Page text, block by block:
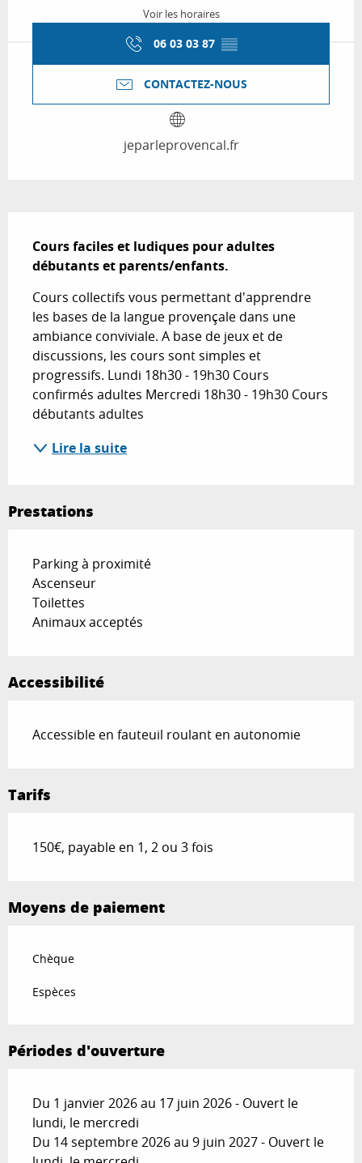
Voir les horaires
06 03 03 87 ▒▒
CONTACTEZ-NOUS
jeparleprovencal.fr
Cours faciles et ludiques pour adultes
débutants et parents/enfants.
Cours collectifs vous permettant d'apprendre
les bases de la langue provençale dans une
ambiance conviviale. A base de jeux et de
discussions, les cours sont simples et
progressifs. Lundi 18h30 - 19h30 Cours
confirmés adultes Mercredi 18h30 - 19h30 Cours
débutants adultes
Lire la suite
Prestations
Parking à proximité
Ascenseur
Toilettes
Animaux acceptés
Accessibilité
Accessible en fauteuil roulant en autonomie
Tarifs
150€, payable en 1, 2 ou 3 fois
Moyens de paiement
Chèque
Espèces
Périodes d'ouverture
Du 1 janvier 2026 au 17 juin 2026 - Ouvert le
lundi, le mercredi
Du 14 septembre 2026 au 9 juin 2027 - Ouvert le